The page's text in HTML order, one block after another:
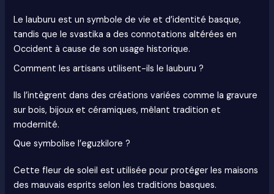
Le lauburu est un symbole de vie et d’identité basque,
tandis que le svastika a des connotations altérées en
Occident à cause de son usage historique.
Comment les artisans utilisent-ils le lauburu ?
Ils l’intègrent dans des créations variées comme la gravure
sur bois, bijoux et céramiques, mêlant tradition et
modernité.
Que symbolise l’eguzkilore ?
Cette fleur de soleil est utilisée pour protéger les maisons
des mauvais esprits selon les traditions basques.